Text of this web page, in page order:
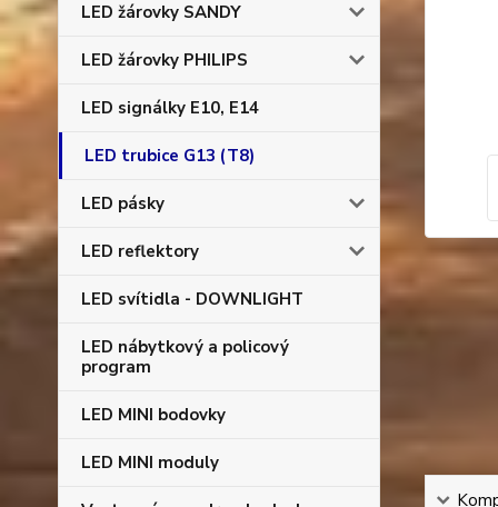
LED žárovky SANDY
LED žárovky PHILIPS
LED signálky E10, E14
LED trubice G13 (T8)
LED pásky
LED reflektory
LED svítidla - DOWNLIGHT
LED nábytkový a policový
program
LED MINI bodovky
LED MINI moduly